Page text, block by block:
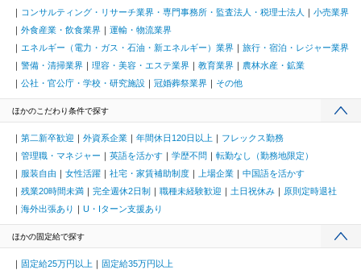
コンサルティング・リサーチ業界・専門事務所・監査法人・税理士法人
小売業界
外食産業・飲食業界
運輸・物流業界
エネルギー（電力・ガス・石油・新エネルギー）業界
旅行・宿泊・レジャー業界
警備・清掃業界
理容・美容・エステ業界 教育業界
農林水産・鉱業
公社・官公庁・学校・研究施設
冠婚葬祭業界 その他
ほかのこだわり条件で探す
第二新卒歓迎 外資系企業 年間休日120日以上
フレックス勤務
管理職・マネジャー
英語を活かす 学歴不問
転勤なし（勤務地限定）
服装自由
女性活躍 社宅・家賃補助制度 上場企業
中国語を活かす
残業20時間未満
完全週休2日制 職種未経験歓迎 土日祝休み
原則定時退社
海外出張あり
U・Iターン支援あり
ほかの固定給で探す
固定給25万円以上 固定給35万円以上